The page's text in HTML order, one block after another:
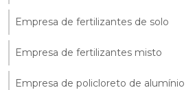
Empresa de fertilizantes de solo
Empresa de fertilizantes misto
Empresa de policloreto de alumínio